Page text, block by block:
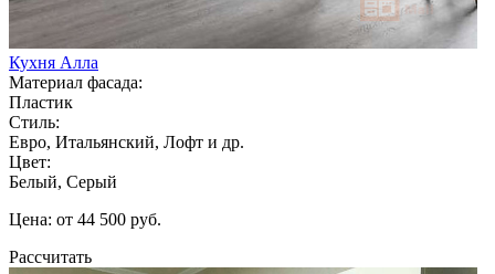
Кухня Алла
Материал фасада:
Пластик
Стиль:
Евро, Итальянский, Лофт и др.
Цвет:
Белый, Серый
Цена: от 44 500 руб.
Рассчитать